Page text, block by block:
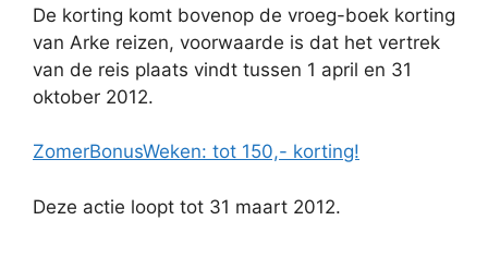
De korting komt bovenop de vroeg-boek korting
van Arke reizen, voorwaarde is dat het vertrek
van de reis plaats vindt tussen 1 april en 31
oktober 2012.
ZomerBonusWeken: tot 150,- korting!
Deze actie loopt tot 31 maart 2012.